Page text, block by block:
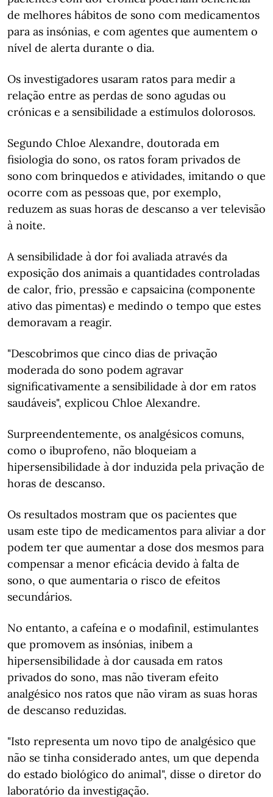
de melhores hábitos de sono com medicamentos
para as insónias, e com agentes que aumentem o
nível de alerta durante o dia.
Os investigadores usaram ratos para medir a
relação entre as perdas de sono agudas ou
crónicas e a sensibilidade a estímulos dolorosos.
Segundo Chloe Alexandre, doutorada em
fisiologia do sono, os ratos foram privados de
sono com brinquedos e atividades, imitando o que
ocorre com as pessoas que, por exemplo,
reduzem as suas horas de descanso a ver televisão
à noite.
A sensibilidade à dor foi avaliada através da
exposição dos animais a quantidades controladas
de calor, frio, pressão e capsaicina (componente
ativo das pimentas) e medindo o tempo que estes
demoravam a reagir.
"Descobrimos que cinco dias de privação
moderada do sono podem agravar
significativamente a sensibilidade à dor em ratos
saudáveis", explicou Chloe Alexandre.
Surpreendentemente, os analgésicos comuns,
como o ibuprofeno, não bloqueiam a
hipersensibilidade à dor induzida pela privação de
horas de descanso.
Os resultados mostram que os pacientes que
usam este tipo de medicamentos para aliviar a dor
podem ter que aumentar a dose dos mesmos para
compensar a menor eficácia devido à falta de
sono, o que aumentaria o risco de efeitos
secundários.
No entanto, a cafeína e o modafinil, estimulantes
que promovem as insónias, inibem a
hipersensibilidade à dor causada em ratos
privados do sono, mas não tiveram efeito
analgésico nos ratos que não viram as suas horas
de descanso reduzidas.
"Isto representa um novo tipo de analgésico que
não se tinha considerado antes, um que dependa
do estado biológico do animal", disse o diretor do
laboratório da investigação.